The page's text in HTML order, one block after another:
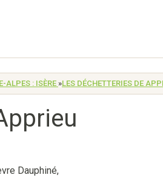
ALPES : ISÈRE »LES DÉCHETTERIES DE
Dauphiné,